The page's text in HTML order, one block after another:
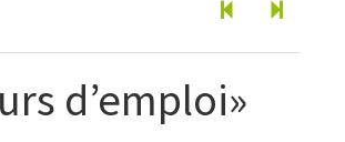
d’emploi»